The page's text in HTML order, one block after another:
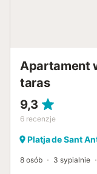
Apartament
taras
9,3
6 recenzje
Platja de Sant
8 osób 3 sypialnie